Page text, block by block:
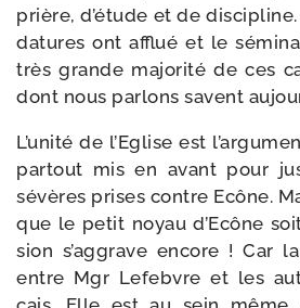
prière, d’é­tude et de
da­tures ont afflué et le
très grande majo­ri­té de ces
dont nous par­lons savent
L’unité de l’Eglise est
par­tout mis en avant pour
sévères prises contre Ecône.
que le petit noyau d’Ecône
sion s’ag­grave encore ! Car
entre Mgr Lefebvre et les